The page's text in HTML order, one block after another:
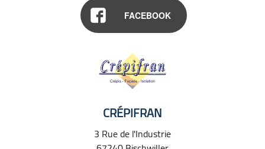
FACEBOOK
CRÉPIFRAN
3 Rue de l'Industrie